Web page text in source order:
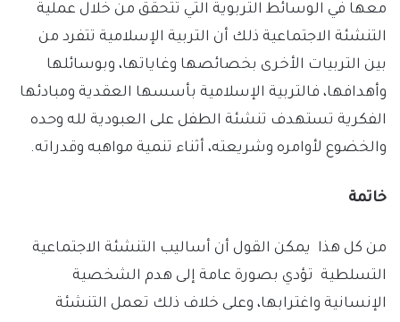
معها في الوسائط التربوية التي تتحقق من خلال عملية
التنشئة الاجتماعية ذلك أن التربية الإسلامية تتفرد من
بين التربيات الأخرى بخصائصها وغاياتها، وبوسائلها
وأهدافها، فالتربية الإسلامية بأسسها العقدية ومبادئها
الفكرية تستهدف تنشئة الطفل على العبودية لله وحده
والخضوع لأوامره وشريعته، أثناء تنمية مواهبه وقدراته.
خاتمة
من كل هذا يمكن القول أن أساليب التنشئة الاجتماعية
التسلطية تؤدي بصورة عامة إلى هدم الشخصية
الإنسانية واغترابها، وعلى خلاف ذلك تعمل التنشئة